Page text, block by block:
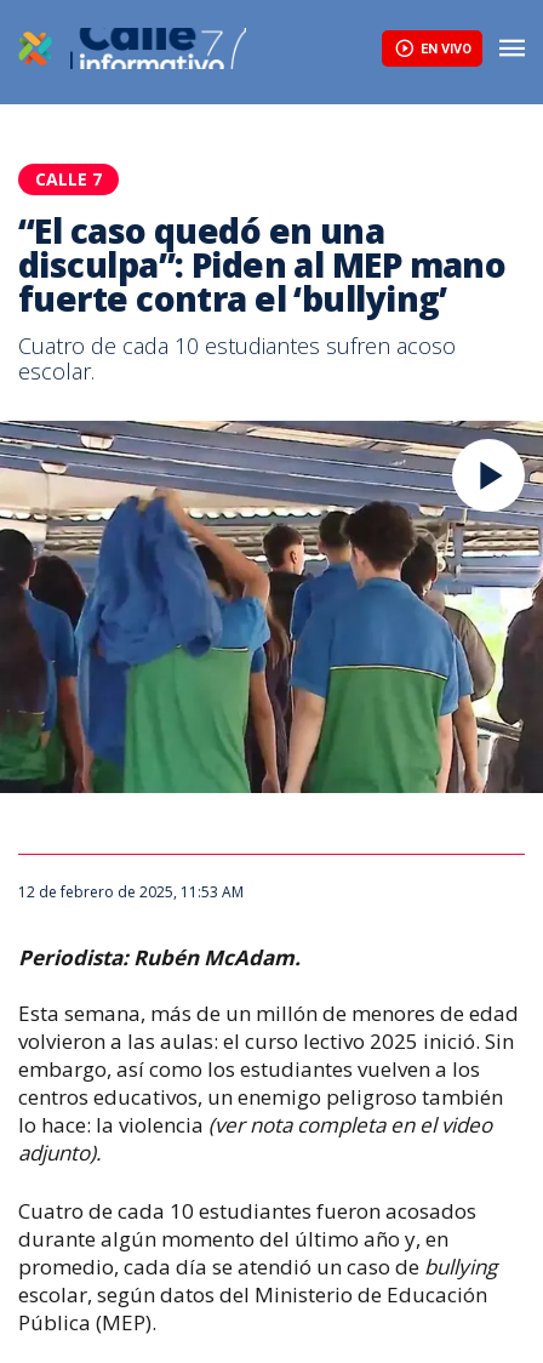
EN VIVO
CALLE 7
“El caso quedó en una
disculpa”: Piden al MEP mano
fuerte contra el ‘bullying’
Cuatro de cada 10 estudiantes sufren acoso
escolar.
12 de febrero de 2025, 11:53 AM
Periodista: Rubén McAdam.
Esta semana, más de un millón de menores de edad
volvieron a las aulas: el curso lectivo 2025 inició. Sin
embargo, así como los estudiantes vuelven a los
centros educativos, un enemigo peligroso también
lo hace: la violencia (ver nota completa en el video
adjunto).
Cuatro de cada 10 estudiantes fueron acosados
durante algún momento del último año y, en
promedio, cada día se atendió un caso de bullying
escolar, según datos del Ministerio de Educación
Pública (MEP).